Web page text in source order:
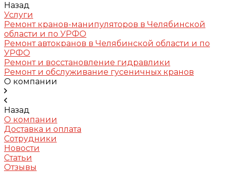
Назад
Услуги
Ремонт кранов-манипуляторов в Челябинской
области и по УРФО
Ремонт автокранов в Челябинской области и по
УРФО
Ремонт и восстановление гидравлики
Ремонт и обслуживание гусеничных кранов
О компании
Назад
О компании
Доставка и оплата
Сотрудники
Новости
Статьи
Отзывы